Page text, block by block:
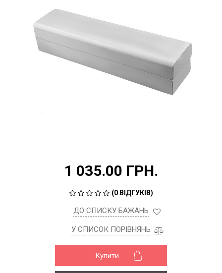
1 035.00 ГРН.
(0 ВІДГУКІВ)
ДО СПИСКУ БАЖАНЬ
У СПИСОК ПОРІВНЯНЬ
Купити